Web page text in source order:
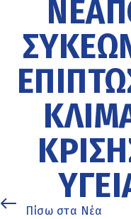
Πίσω στα Νέα